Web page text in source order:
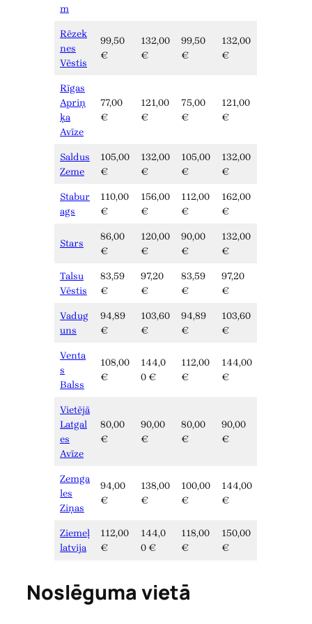
m
Rēzek
nes
Vēstis
99,50
€
132,00
€
99,50
€
132,00
€
Rīgas
Apriņ
ķa
Avīze
77,00
€
121,00
€
75,00
€
121,00
€
Saldus
Zeme
105,00
€
132,00
€
105,00
€
132,00
€
Stabur
ags
110,00
€
156,00
€
112,00
€
162,00
€
Stars
86,00
€
120,00
€
90,00
€
132,00
€
Talsu
Vēstis
83,59
€
97,20
€
83,59
€
97,20
€
Vadug
uns
94,89
€
103,60
€
94,89
€
103,60
€
Venta
s
Balss
108,00
€
144,0
0 €
112,00
€
144,00
€
Vietējā
Latgal
es
Avīze
80,00
€
90,00
€
80,00
€
90,00
€
Zemga
les
Ziņas
94,00
€
138,00
€
100,00
€
144,00
€
Ziemeļ
latvija
112,00
€
144,0
0 €
118,00
€
150,00
€
Noslēguma vietā